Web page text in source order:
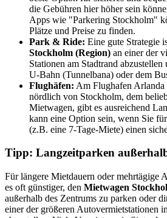
die Gebühren hier höher sein
Apps wie "Parkering Stockholm"
Plätze und Preise zu finden.
Park & Ride: Eine gute Strategie
Stockholm (Region) an einer der
Stationen am Stadtrand
U-Bahn (Tunnelbana) oder dem
Flughäfen: Am Flughafen
nördlich von Stockholm, dem
Mietwagen, gibt es ausreichend
kann eine Option sein, wenn Sie
(z.B. eine 7-Tage-Miete) einen
Tipp: Langzeitparken
Für längere Mietdauern oder mehrtägige
es oft günstiger, den Mietwagen
außerhalb des Zentrums zu parken oder
einer der größeren Autovermietstationen